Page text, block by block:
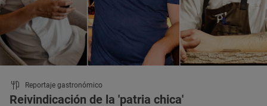
Reportaje gastronómico
Reivindicación de la 'patria chica'